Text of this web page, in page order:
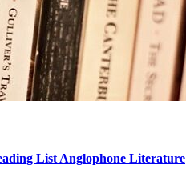
List Anglophone Literature